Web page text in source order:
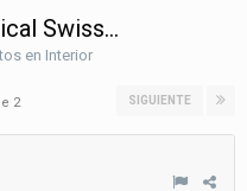
Swiss...
en Interior
SIGUIENTE
2